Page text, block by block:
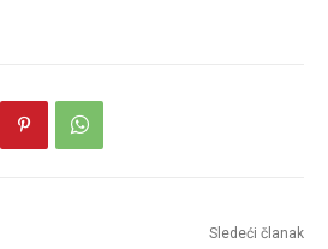
Sledeći članak